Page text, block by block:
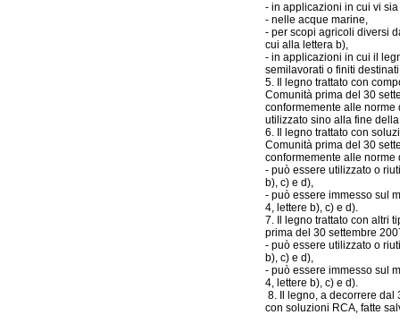
- in applicazioni in cui vi
- nelle acque marine,
- per scopi agricoli diversi
cui alla lettera b),
- in applicazioni in cui il
semilavorati o finiti
5. Il legno trattato con
Comunità prima del 30
conformemente alle
utilizzato sino alla fine
6. Il legno trattato con
Comunità prima del 30
conformemente alle norme
- può essere utilizzato o
b), c) e d),
- può essere immesso sul
4, lettere b), c) e d).
7. Il legno trattato con altri
prima del 30 settembre
- può essere utilizzato o
b), c) e d),
- può essere immesso sul
4, lettere b), c) e d).
8. Il legno, a decorrere dal
con soluzioni RCA, fatte